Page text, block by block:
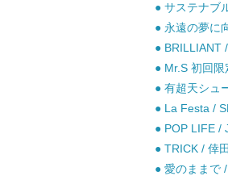
● サステナブ
● 永遠の夢に
● BRILLIANT
● Mr.S 初回
● 有超天シュ
● La Festa /
● POP LIFE /
● TRICK / 倖
● 愛のままで